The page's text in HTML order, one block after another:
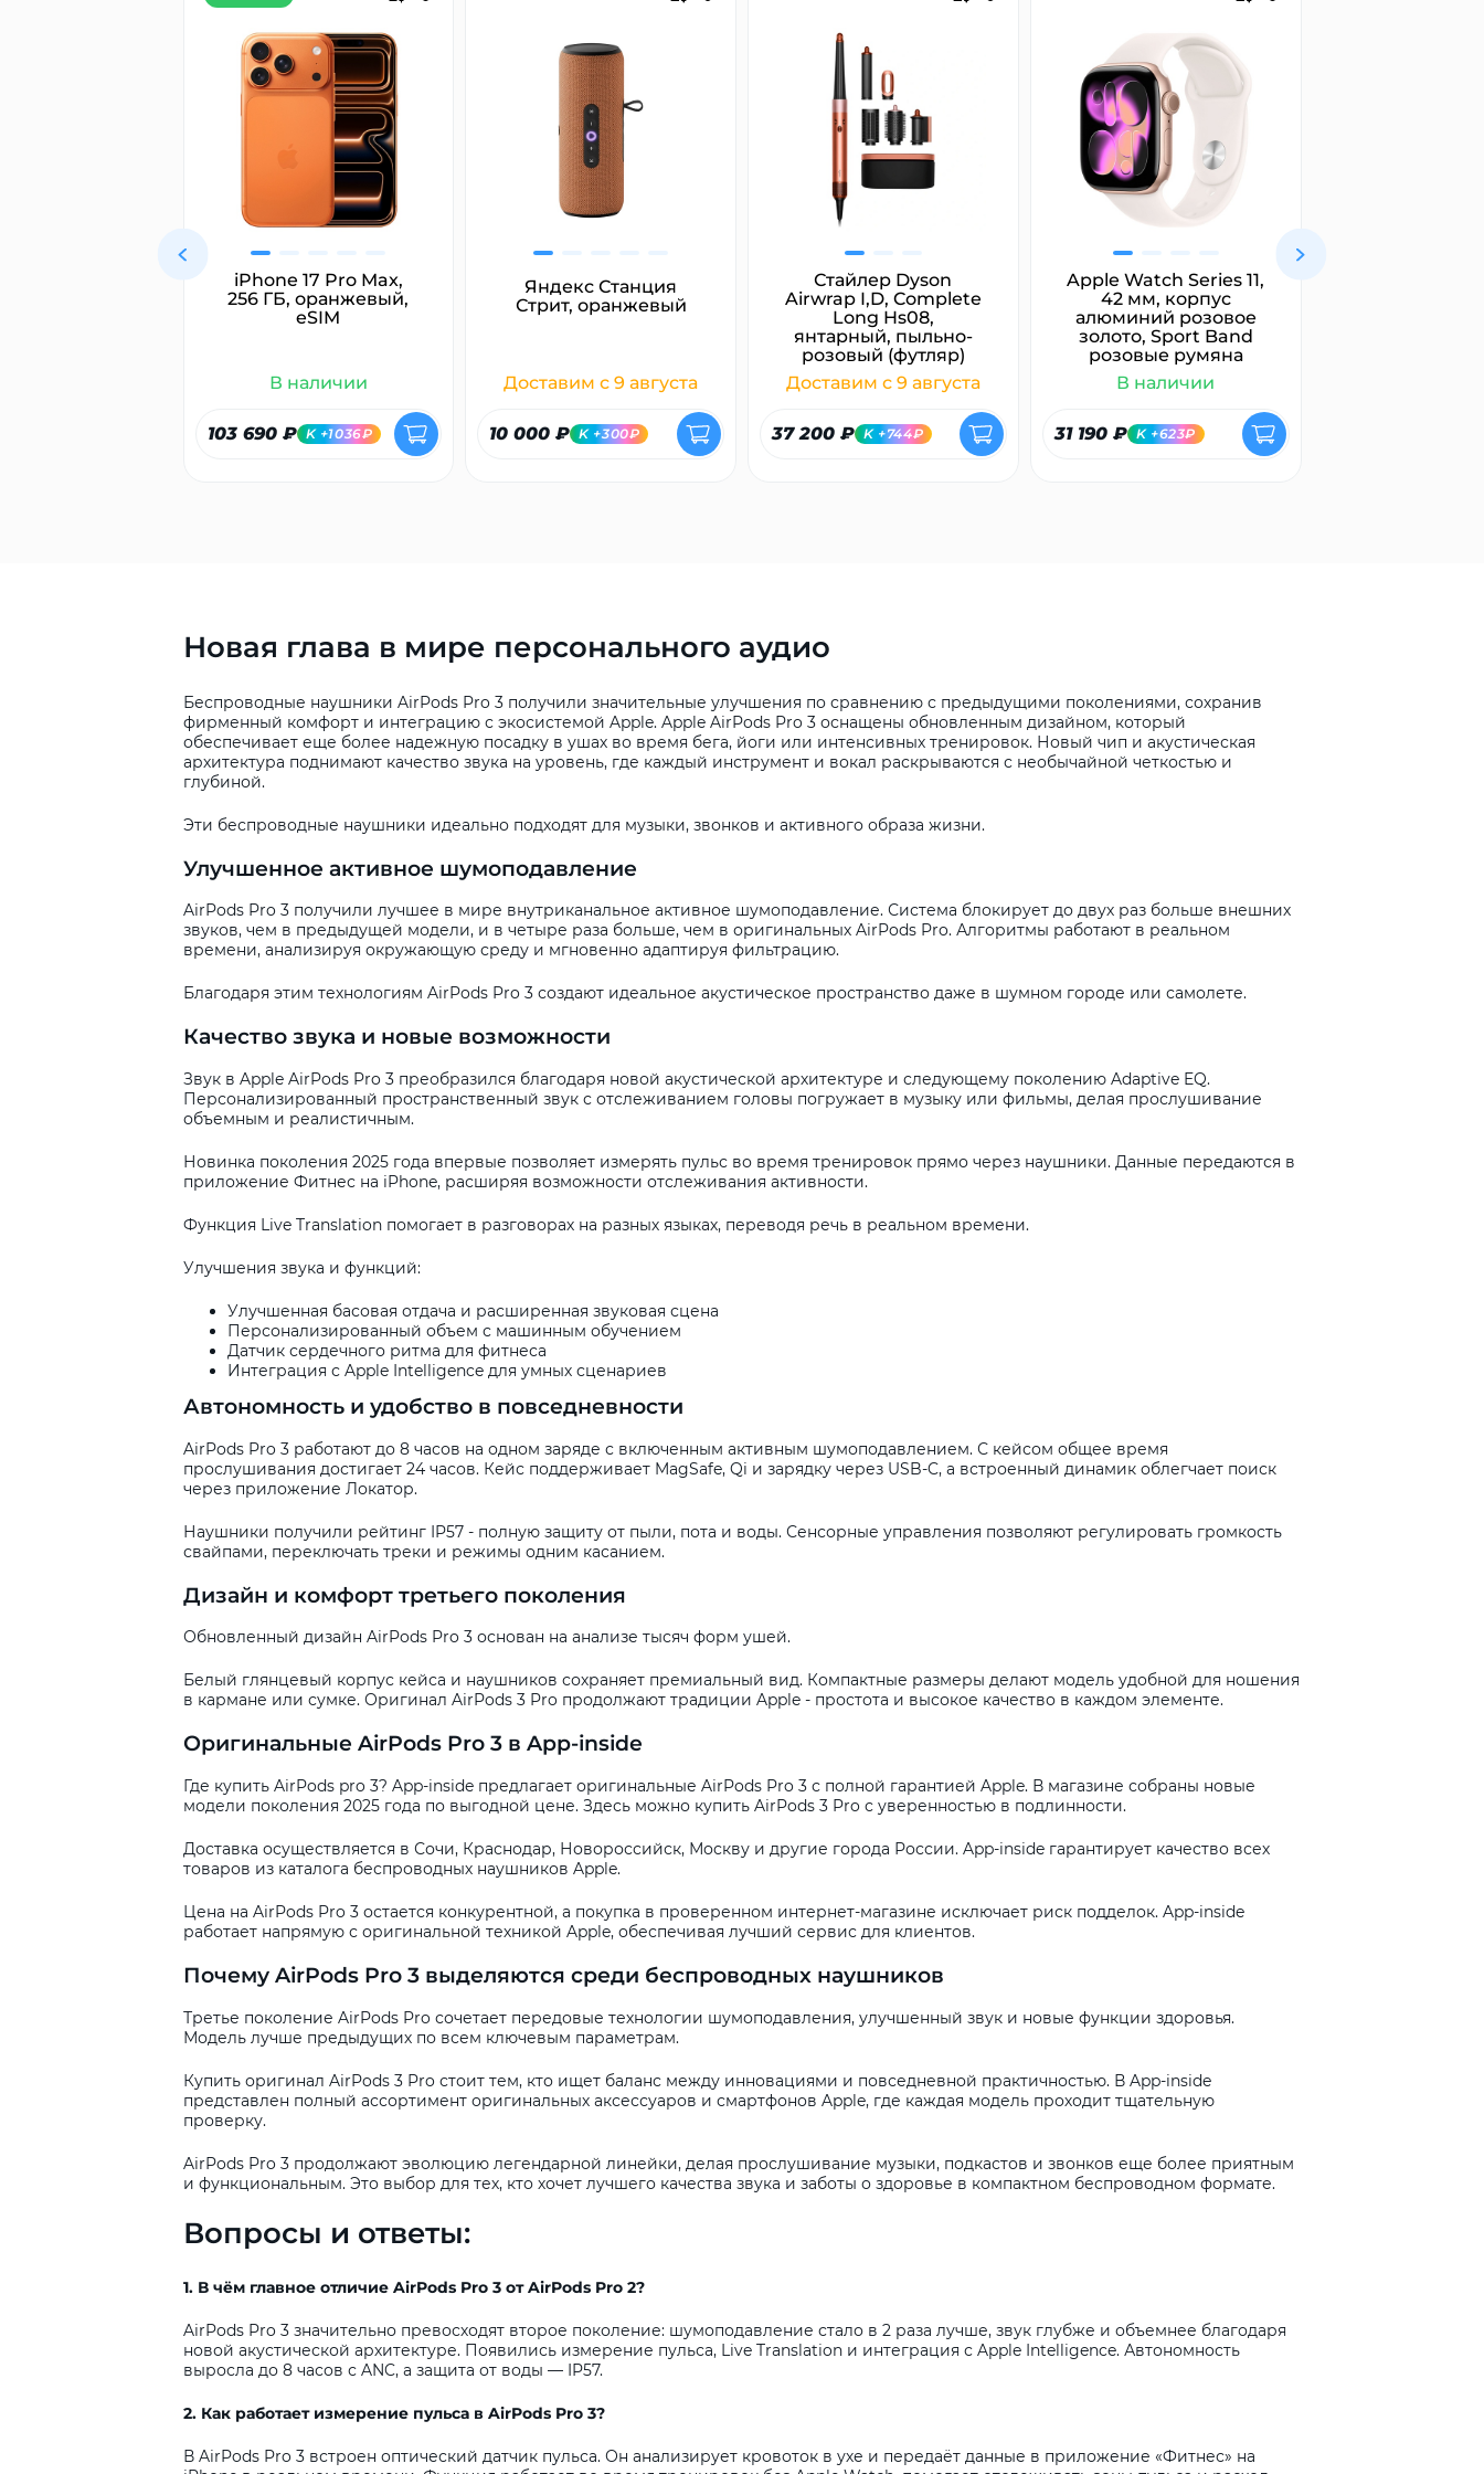
iPhone 17 Pro Max,
256 ГБ, оранжевый,
eSIM
В наличии
103 690 ₽ K +1036₽
Яндекс Станция
Стрит, оранжевый
Доставим с 9 августа
10 000 ₽ K +300₽
Стайлер Dyson
Airwrap I,D, Complete
Long Hs08,
янтарный, пыльно-
розовый (футляр)
Доставим с 9 августа
37 200 ₽ K +744₽
Apple Watch Series 11,
42 мм, корпус
алюминий розовое
золото, Sport Band
розовые румяна
В наличии
31 190 ₽ K +623₽
Новая глава в мире персонального аудио
Беспроводные наушники AirPods Pro 3 получили значительные улучшения по сравнению с предыдущими поколениями, сохранив
фирменный комфорт и интеграцию с экосистемой Apple. Apple AirPods Pro 3 оснащены обновленным дизайном, который
обеспечивает еще более надежную посадку в ушах во время бега, йоги или интенсивных тренировок. Новый чип и акустическая
архитектура поднимают качество звука на уровень, где каждый инструмент и вокал раскрываются с необычайной четкостью и
глубиной.
Эти беспроводные наушники идеально подходят для музыки, звонков и активного образа жизни.
Улучшенное активное шумоподавление
AirPods Pro 3 получили лучшее в мире внутриканальное активное шумоподавление. Система блокирует до двух раз больше внешних
звуков, чем в предыдущей модели, и в четыре раза больше, чем в оригинальных AirPods Pro. Алгоритмы работают в реальном
времени, анализируя окружающую среду и мгновенно адаптируя фильтрацию.
Благодаря этим технологиям AirPods Pro 3 создают идеальное акустическое пространство даже в шумном городе или самолете.
Качество звука и новые возможности
Звук в Apple AirPods Pro 3 преобразился благодаря новой акустической архитектуре и следующему поколению Adaptive EQ.
Персонализированный пространственный звук с отслеживанием головы погружает в музыку или фильмы, делая прослушивание
объемным и реалистичным.
Новинка поколения 2025 года впервые позволяет измерять пульс во время тренировок прямо через наушники. Данные передаются в
приложение Фитнес на iPhone, расширяя возможности отслеживания активности.
Функция Live Translation помогает в разговорах на разных языках, переводя речь в реальном времени.
Улучшения звука и функций:
Улучшенная басовая отдача и расширенная звуковая сцена
Персонализированный объем с машинным обучением
Датчик сердечного ритма для фитнеса
Интеграция с Apple Intelligence для умных сценариев
Автономность и удобство в повседневности
AirPods Pro 3 работают до 8 часов на одном заряде с включенным активным шумоподавлением. С кейсом общее время
прослушивания достигает 24 часов. Кейс поддерживает MagSafe, Qi и зарядку через USB-C, а встроенный динамик облегчает поиск
через приложение Локатор.
Наушники получили рейтинг IP57 - полную защиту от пыли, пота и воды. Сенсорные управления позволяют регулировать громкость
свайпами, переключать треки и режимы одним касанием.
Дизайн и комфорт третьего поколения
Обновленный дизайн AirPods Pro 3 основан на анализе тысяч форм ушей.
Белый глянцевый корпус кейса и наушников сохраняет премиальный вид. Компактные размеры делают модель удобной для ношения
в кармане или сумке. Оригинал AirPods 3 Pro продолжают традиции Apple - простота и высокое качество в каждом элементе.
Оригинальные AirPods Pro 3 в App-inside
Где купить AirPods pro 3? App-inside предлагает оригинальные AirPods Pro 3 с полной гарантией Apple. В магазине собраны новые
модели поколения 2025 года по выгодной цене. Здесь можно купить AirPods 3 Pro с уверенностью в подлинности.
Доставка осуществляется в Сочи, Краснодар, Новороссийск, Москву и другие города России. App-inside гарантирует качество всех
товаров из каталога беспроводных наушников Apple.
Цена на AirPods Pro 3 остается конкурентной, а покупка в проверенном интернет-магазине исключает риск подделок. App-inside
работает напрямую с оригинальной техникой Apple, обеспечивая лучший сервис для клиентов.
Почему AirPods Pro 3 выделяются среди беспроводных наушников
Третье поколение AirPods Pro сочетает передовые технологии шумоподавления, улучшенный звук и новые функции здоровья.
Модель лучше предыдущих по всем ключевым параметрам.
Купить оригинал AirPods 3 Pro стоит тем, кто ищет баланс между инновациями и повседневной практичностью. В App-inside
представлен полный ассортимент оригинальных аксессуаров и смартфонов Apple, где каждая модель проходит тщательную
проверку.
AirPods Pro 3 продолжают эволюцию легендарной линейки, делая прослушивание музыки, подкастов и звонков еще более приятным
и функциональным. Это выбор для тех, кто хочет лучшего качества звука и заботы о здоровье в компактном беспроводном формате.
Вопросы и ответы:
1. В чём главное отличие AirPods Pro 3 от AirPods Pro 2?
AirPods Pro 3 значительно превосходят второе поколение: шумоподавление стало в 2 раза лучше, звук глубже и объемнее благодаря
новой акустической архитектуре. Появились измерение пульса, Live Translation и интеграция с Apple Intelligence. Автономность
выросла до 8 часов с ANC, а защита от воды — IP57.
2. Как работает измерение пульса в AirPods Pro 3?
В AirPods Pro 3 встроен оптический датчик пульса. Он анализирует кровоток в ухе и передаёт данные в приложение «Фитнес» на
раз в 2 недели